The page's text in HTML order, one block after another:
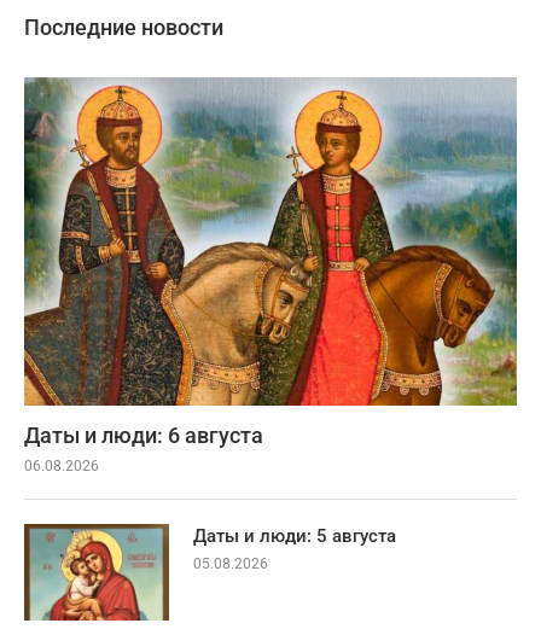
Последние новости
Даты и люди: 6 августа
06.08.2026
Даты и люди: 5 августа
05.08.2026